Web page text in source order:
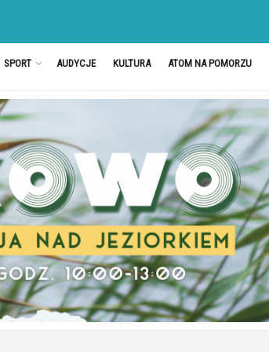
SPORT AUDYCJE KULTURA ATOM NA POMORZU